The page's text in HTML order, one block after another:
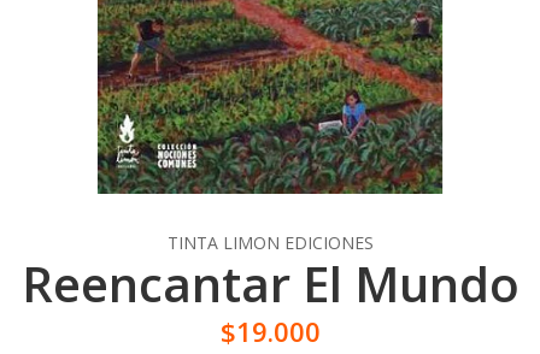
TINTA LIMON EDICIONES
Reencantar El Mundo
$19.000